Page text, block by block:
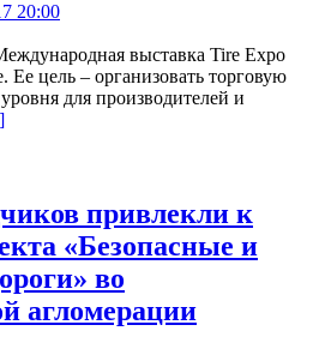
20:00
выставка Tire Expo
Ее цель – организовать торговую
для производителей и
привлекли к
«Безопасные и
во
агломерации